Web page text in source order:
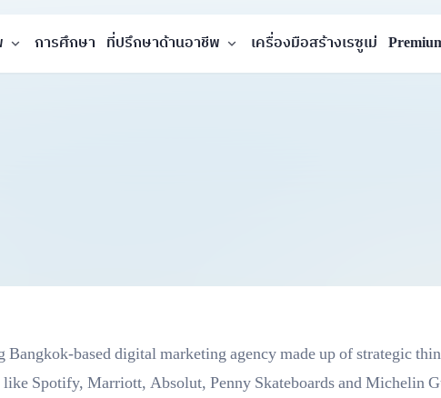
การศึกษา ที่ปรึกษาด้านอาชีพ เครื่องมือสร้างเรซูเม่
based digital marketing agency made up of strategic
Spotify, Marriott, Absolut, Penny Skateboards and Michelin